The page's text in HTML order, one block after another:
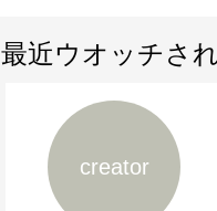
最近ウオッチさ
creator